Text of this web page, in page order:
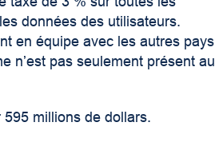
données des utilisateurs.
en équipe avec les autres pays
n’est pas seulement présent au
millions de dollars.